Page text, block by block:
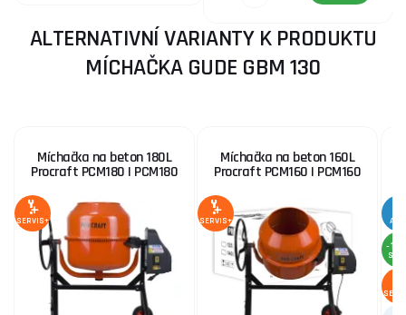
ALTERNATIVNÍ VARIANTY K PRODUKTU
MÍCHAČKA GUDE GBM 130
Míchačka na beton 180L
Procraft PCM180 | PCM180
SERVIS+
Míchačka na beton 160L
Procraft PCM160 | PCM160
SERVIS+
-12